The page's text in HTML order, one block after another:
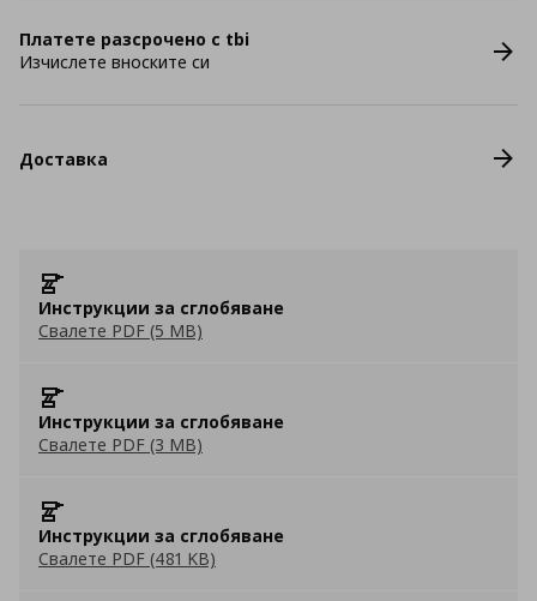
Платете разсрочено с tbi
Изчислете вноските си
Доставка
Инструкции за сглобяване
Свалете PDF (5 MB)
Инструкции за сглобяване
Свалете PDF (3 MB)
Инструкции за сглобяване
Свалете PDF (481 KB)